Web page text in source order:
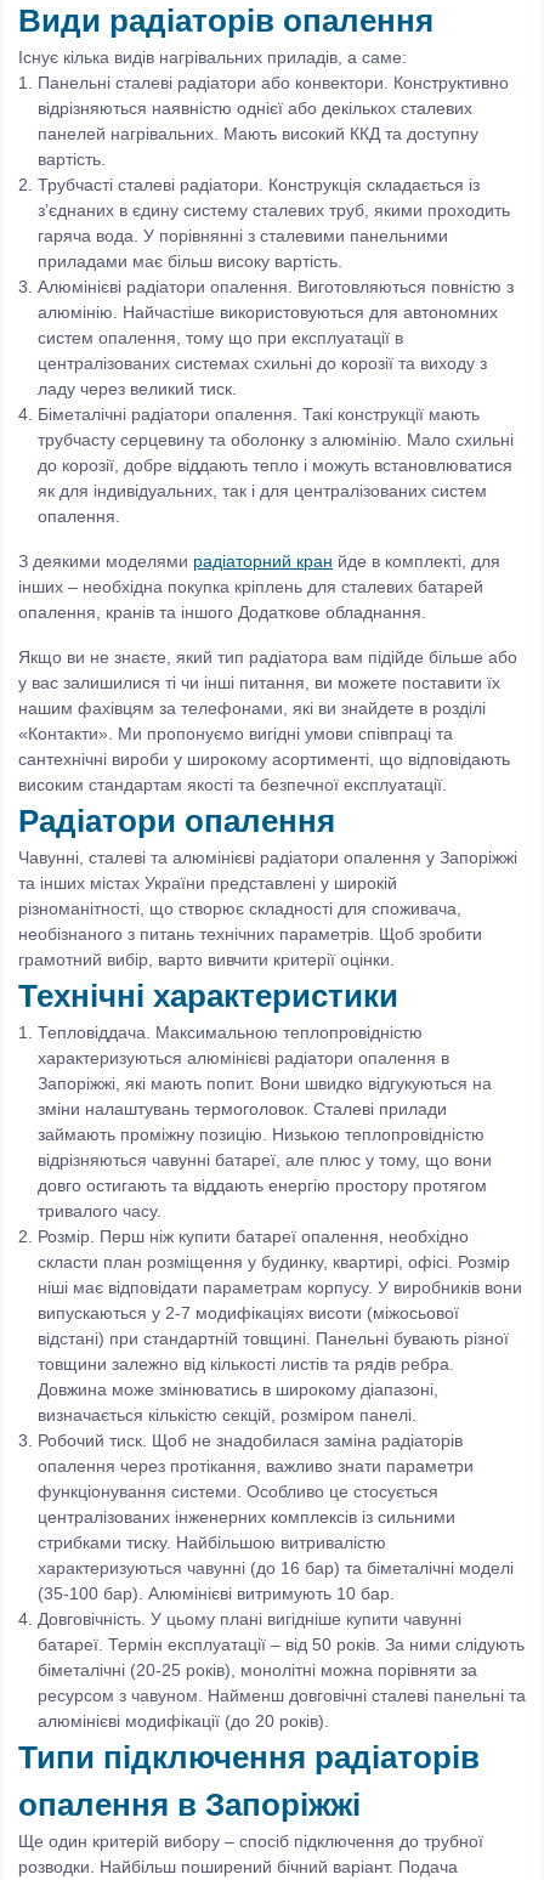
Види радіаторів опалення
Існує кілька видів нагрівальних приладів, а саме:
Панельні сталеві радіатори або конвектори. Конструктивно
відрізняються наявністю однієї або декількох сталевих
панелей нагрівальних. Мають високий ККД та доступну
вартість.
Трубчасті сталеві радіатори. Конструкція складається із
з’єднаних в єдину систему сталевих труб, якими проходить
гаряча вода. У порівнянні з сталевими панельними
приладами має більш високу вартість.
Алюмінієві радіатори опалення. Виготовляються повністю з
алюмінію. Найчастіше використовуються для автономних
систем опалення, тому що при експлуатації в
централізованих системах схильні до корозії та виходу з
ладу через великий тиск.
Біметалічні радіатори опалення. Такі конструкції мають
трубчасту серцевину та оболонку з алюмінію. Мало схильні
до корозії, добре віддають тепло і можуть встановлюватися
як для індивідуальних, так і для централізованих систем
опалення.
З деякими моделями радіаторний кран йде в комплекті, для
інших – необхідна покупка кріплень для сталевих батарей
опалення, кранів та іншого Додаткове обладнання.
Якщо ви не знаєте, який тип радіатора вам підійде більше або
у вас залишилися ті чи інші питання, ви можете поставити їх
нашим фахівцям за телефонами, які ви знайдете в розділі
«Контакти». Ми пропонуємо вигідні умови співпраці та
сантехнічні вироби у широкому асортименті, що відповідають
високим стандартам якості та безпечної експлуатації.
Радіатори опалення
Чавунні, сталеві та алюмінієві радіатори опалення у Запоріжжі
та інших містах України представлені у широкій
різноманітності, що створює складності для споживача,
необізнаного з питань технічних параметрів. Щоб зробити
грамотний вибір, варто вивчити критерії оцінки.
Технічні характеристики
Тепловіддача. Максимальною теплопровідністю
характеризуються алюмінієві радіатори опалення в
Запоріжжі, які мають попит. Вони швидко відгукуються на
зміни налаштувань термоголовок. Сталеві прилади
займають проміжну позицію. Низькою теплопровідністю
відрізняються чавунні батареї, але плюс у тому, що вони
довго остигають та віддають енергію простору протягом
тривалого часу.
Розмір. Перш ніж купити батареї опалення, необхідно
скласти план розміщення у будинку, квартирі, офісі. Розмір
ніші має відповідати параметрам корпусу. У виробників вони
випускаються у 2-7 модифікаціях висоти (міжосьової
відстані) при стандартній товщині. Панельні бувають різної
товщини залежно від кількості листів та рядів ребра.
Довжина може змінюватись в широкому діапазоні,
визначається кількістю секцій, розміром панелі.
Робочий тиск. Щоб не знадобилася заміна радіаторів
опалення через протікання, важливо знати параметри
функціонування системи. Особливо це стосується
централізованих інженерних комплексів із сильними
стрибками тиску. Найбільшою витривалістю
характеризуються чавунні (до 16 бар) та біметалічні моделі
(35-100 бар). Алюмінієві витримують 10 бар.
Довговічність. У цьому плані вигідніше купити чавунні
батареї. Термін експлуатації – від 50 років. За ними слідують
біметалічні (20-25 років), монолітні можна порівняти за
ресурсом з чавуном. Найменш довговічні сталеві панельні та
алюмінієві модифікації (до 20 років).
Типи підключення радіаторів
опалення в Запоріжжі
Ще один критерій вибору – спосіб підключення до трубної
розводки. Найбільш поширений бічний варіант. Подача